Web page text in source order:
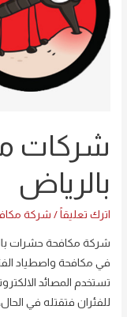
شركات
بالرياض
اترك تعليقاً / شركة
شركة مكافحة حشرات
في مكافحة واصطياد
تستخدم المصائد
للفئران فتقتله في الحال،